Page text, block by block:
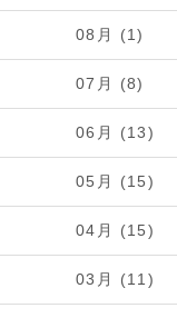
08月 (1)
07月 (8)
06月 (13)
05月 (15)
04月 (15)
03月 (11)